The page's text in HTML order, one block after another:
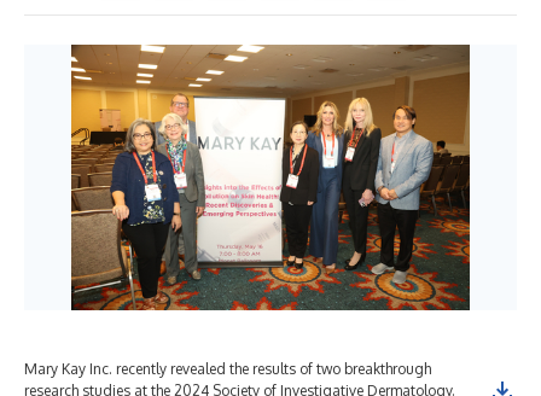
Mary Kay Inc. recently revealed the results of two breakthrough
research studies at the 2024 Society of Investigative Dermatology.